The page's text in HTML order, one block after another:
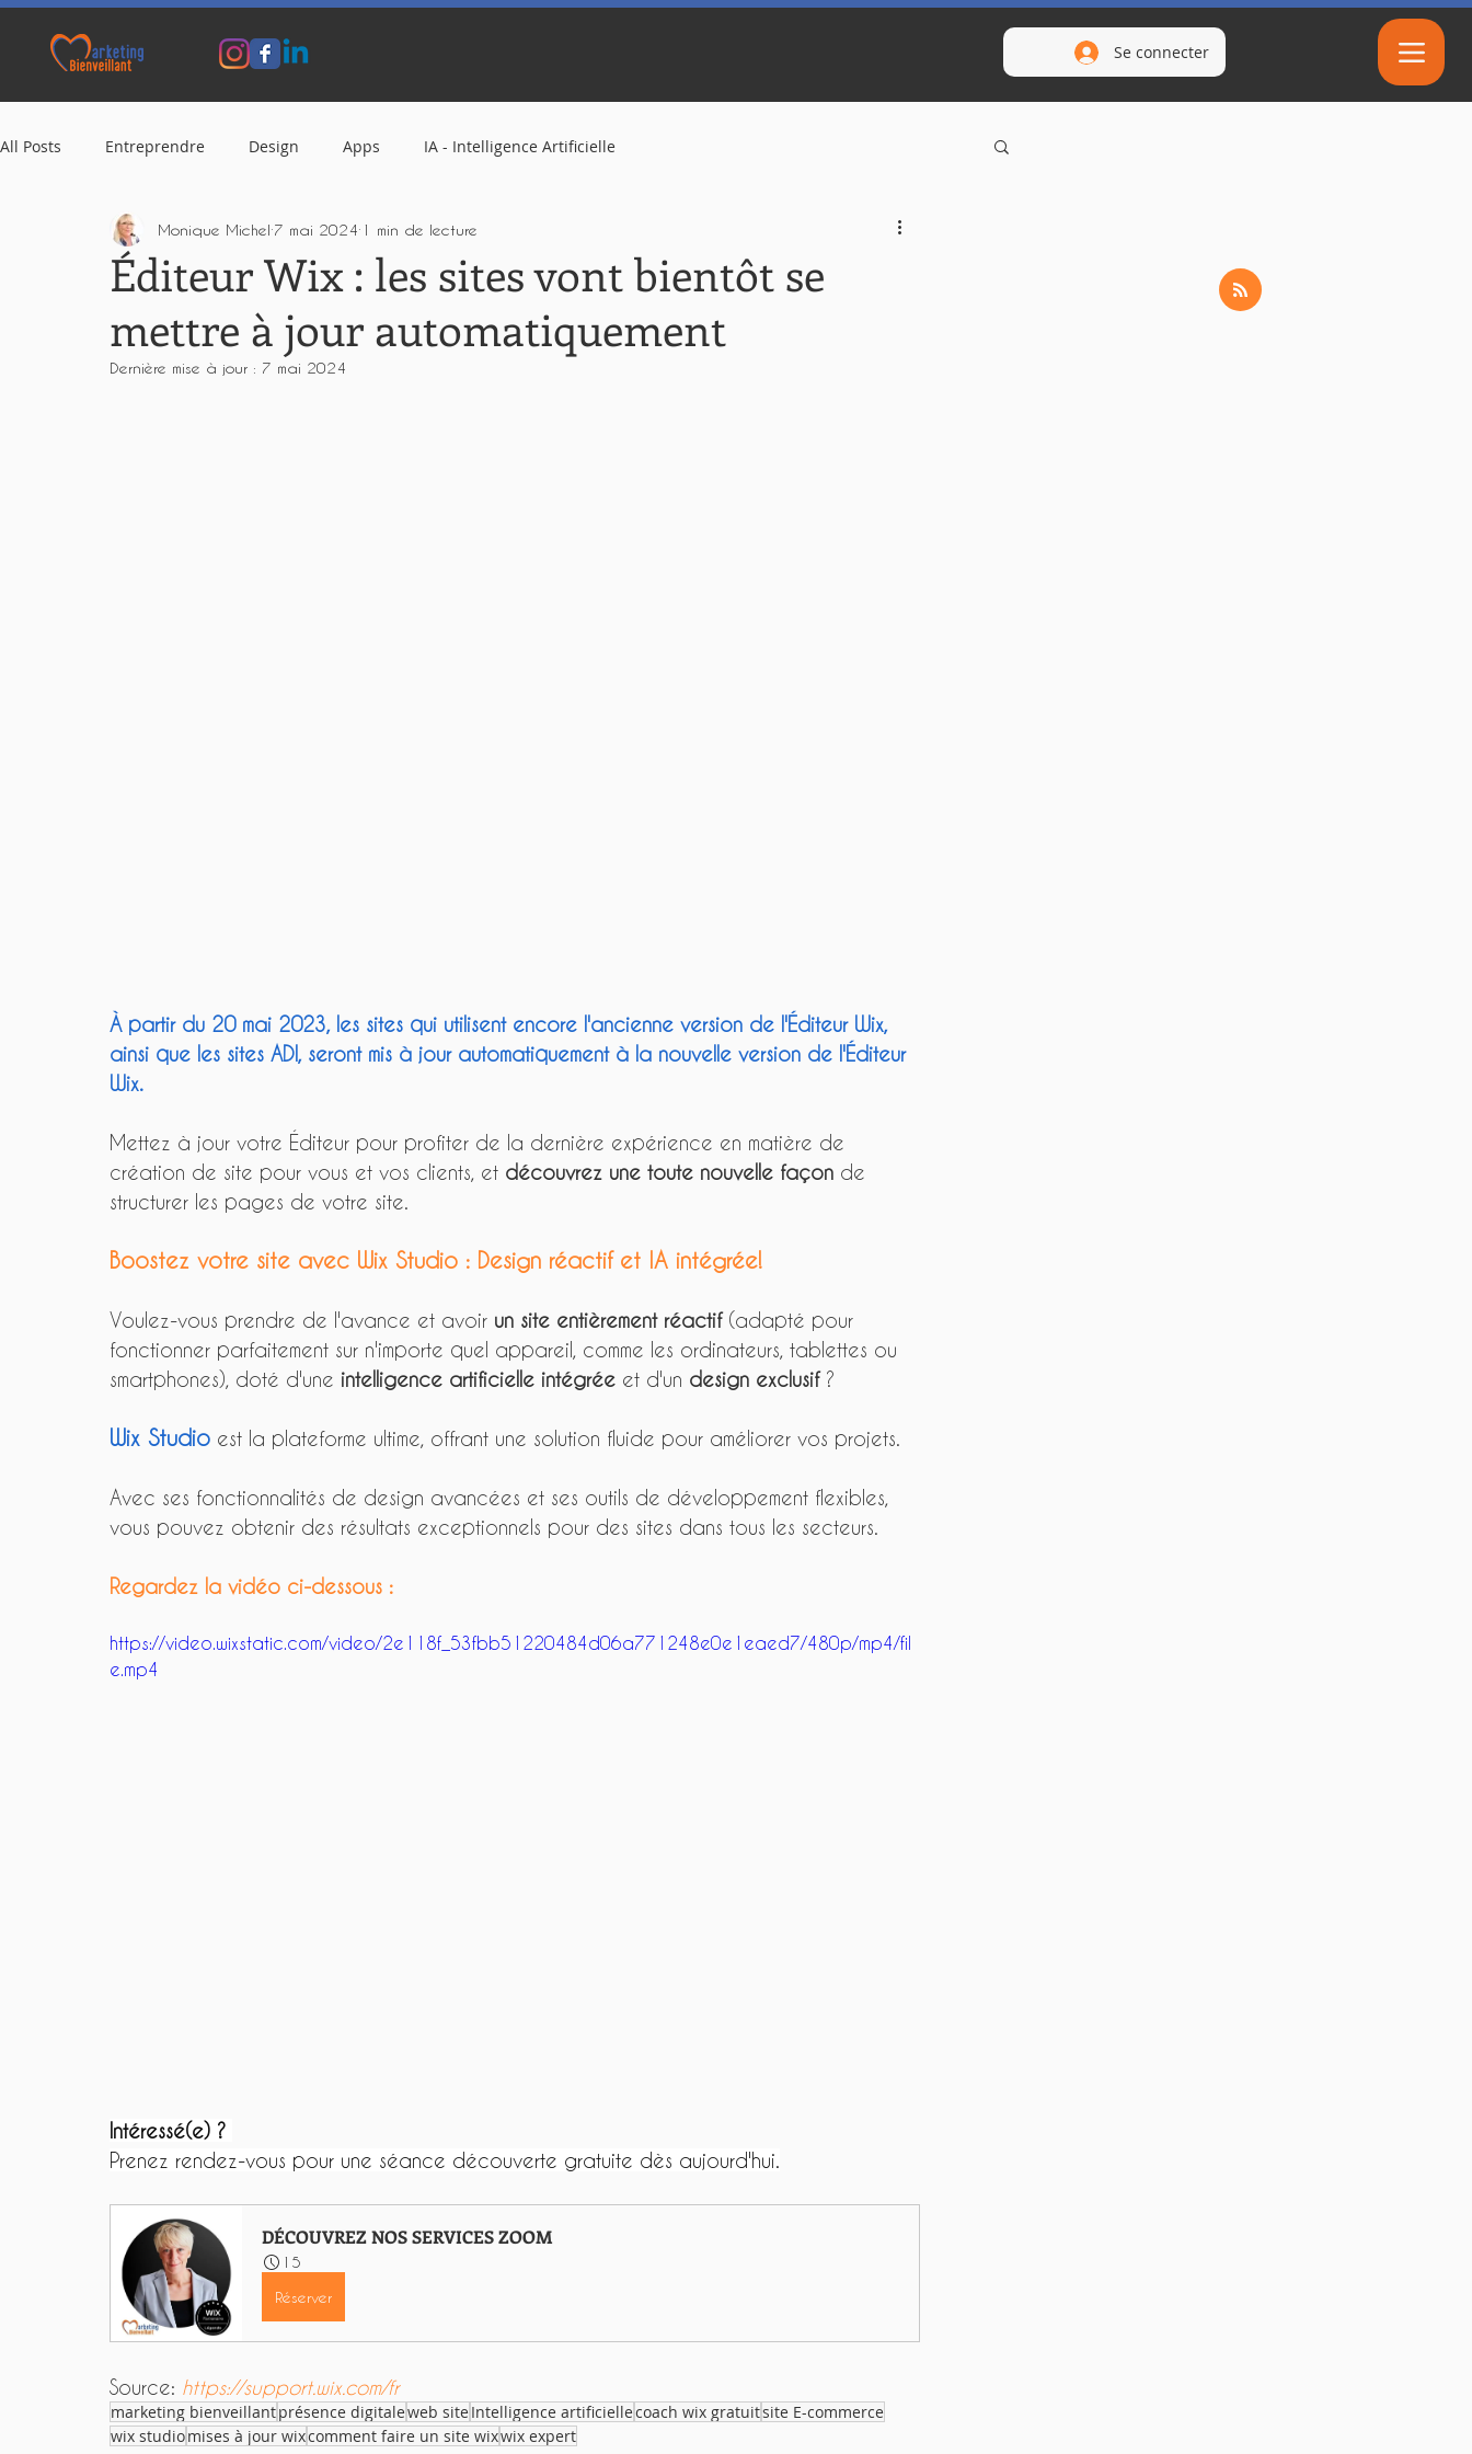
Se connecter
All Posts Entreprendre Design Apps IA - Intelligence Artificielle
Éditeur Wix : les sites vont bientôt se
mettre à jour automatiquement
Monique Michel 7 mai 2024 1 min de lecture
Dernière mise à jour : 7 mai 2024
À partir du 20 mai 2023, les sites qui utilisent encore l'ancienne version de l'Éditeur Wix,
ainsi que les sites ADI, seront mis à jour automatiquement à la nouvelle version de l'Éditeur
Wix.
Mettez à jour votre Éditeur pour profiter de la dernière expérience en matière de
création de site pour vous et vos clients, et découvrez une toute nouvelle façon de
structurer les pages de votre site.
Boostez votre site avec Wix Studio : Design réactif et IA intégrée!
Voulez-vous prendre de l'avance et avoir un site entièrement réactif (adapté pour
fonctionner parfaitement sur n'importe quel appareil, comme les ordinateurs, tablettes ou
smartphones), doté d'une intelligence artificielle intégrée et d'un design exclusif ?
Wix Studio est la plateforme ultime, offrant une solution fluide pour améliorer vos projets.
Avec ses fonctionnalités de design avancées et ses outils de développement flexibles,
vous pouvez obtenir des résultats exceptionnels pour des sites dans tous les secteurs.
Regardez la vidéo ci-dessous :
https://video.wixstatic.com/video/2e118f_53fbb51220484d06a771248e0e1eaed7/480p/mp4/fil
e.mp4
Intéressé(e) ?
Prenez rendez-vous pour une séance découverte gratuite dès aujourd'hui.
DÉCOUVREZ NOS SERVICES ZOOM
15
Réserver
Source: https://support.wix.com/fr
marketing bienveillantprésence digitaleweb site Intelligence artificiellecoach wix gratuitsite E-commerce
wix studiomises à jour wixcomment faire un site wixwix expert